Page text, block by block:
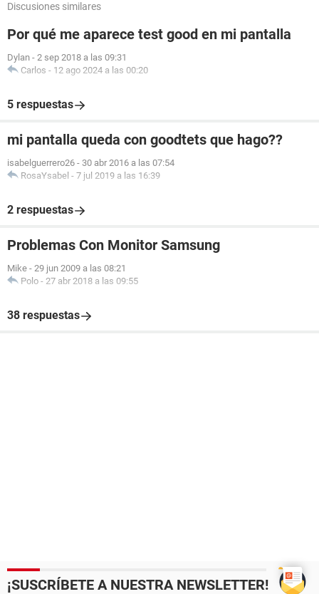
Discusiones similares
Por qué me aparece test good en mi pantalla
Dylan - 2 sep 2018 a las 09:31
Carlos - 12 ago 2024 a las 00:20
5 respuestas
mi pantalla queda con goodtets que hago??
isabelguerrero26 - 30 abr 2016 a las 07:54
RosaYsabel - 7 jul 2019 a las 16:39
2 respuestas
Problemas Con Monitor Samsung
Mike - 29 jun 2009 a las 08:21
Polo - 27 abr 2018 a las 09:55
38 respuestas
¡SUSCRÍBETE A NUESTRA NEWSLETTER!